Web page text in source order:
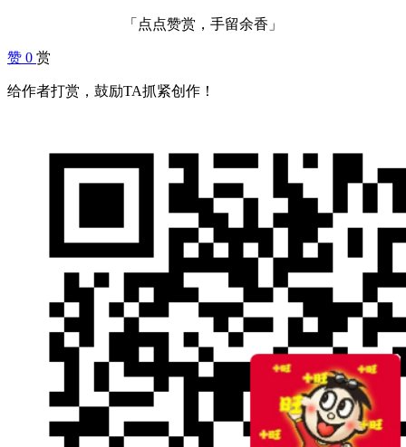
「点点赞赏，手留余香」
赞 0 赏
给作者打赏，鼓励TA抓紧创作！